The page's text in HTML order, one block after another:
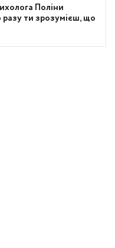
Поліни
ти зрозумієш, що